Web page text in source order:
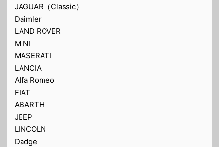
JAGUAR（Classic）
Daimler
LAND ROVER
MINI
MASERATI
LANCIA
Alfa Romeo
FIAT
ABARTH
JEEP
LINCOLN
Dadge